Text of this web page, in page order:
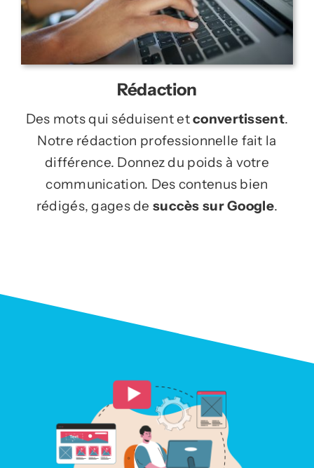
Rédaction
Des mots qui séduisent etconvertissent.
Notre rédaction professionnelle fait la
différence. Donnez du poids à votre
communication. Des contenus bien
rédigés, gages de succès sur Google.